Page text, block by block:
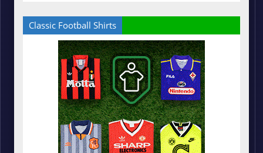
Classic Football Shirts